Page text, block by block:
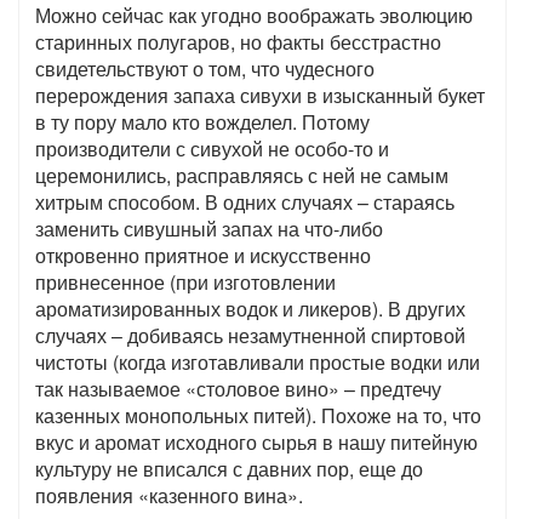
Можно сейчас как угодно воображать эволюцию
старинных полугаров, но факты бесстрастно
свидетельствуют о том, что чудесного
перерождения запаха сивухи в изысканный букет
в ту пору мало кто вожделел. Потому
производители с сивухой не особо-то и
церемонились, расправляясь с ней не самым
хитрым способом. В одних случаях – стараясь
заменить сивушный запах на что-либо
откровенно приятное и искусственно
привнесенное (при изготовлении
ароматизированных водок и ликеров). В других
случаях – добиваясь незамутненной спиртовой
чистоты (когда изготавливали простые водки или
так называемое «столовое вино» – предтечу
казенных монопольных питей). Похоже на то, что
вкус и аромат исходного сырья в нашу питейную
культуру не вписался с давних пор, еще до
появления «казенного вина».